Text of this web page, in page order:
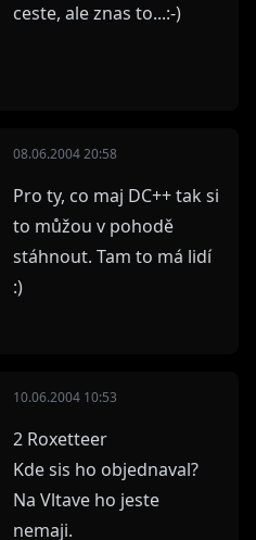
ceste, ale znas to...:-)
08.06.2004 20:58
Pro ty, co maj DC++ tak si
to můžou v pohodě
stáhnout. Tam to má lidí
:)
10.06.2004 10:53
2 Roxetteer
Kde sis ho objednaval?
Na Vltave ho jeste
nemaji.